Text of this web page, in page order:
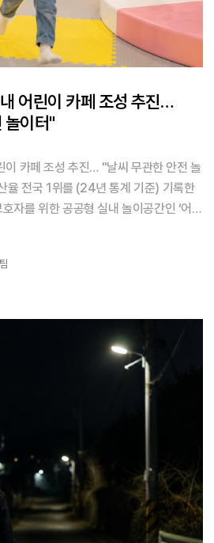
어린이 카페 조성 추진…
놀이터"
이 카페 조성 추진… "날씨 무관한 안전 놀
자를 위한 공공형 실내 놀이공간인 ‘어린
울철 이용 제한, 미세먼지 등 외부 환경